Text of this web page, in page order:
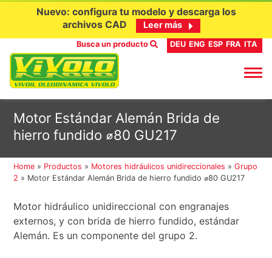
contenido
Nuevo: configura tu modelo y descarga los
archivos CAD
Leer más
Busca un producto DEU ENG ESP FRA ITA
Motor Estándar Alemán Brida de
hierro fundido ⌀80 GU217
Home » Productos » Motores hidráulicos unidireccionales »Grupo
2 » Motor Estándar Alemán Brida de hierro fundido ⌀80 GU217
Motor hidráulico unidireccional con engranajes
externos, y con brida de hierro fundido, estándar
Alemán. Es un componente del grupo 2.